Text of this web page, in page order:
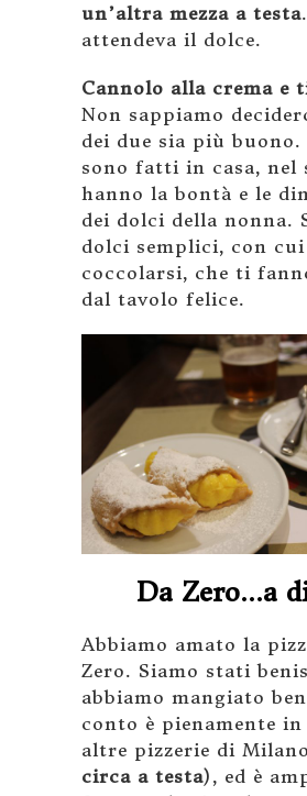
un’altra mezza a testa
attendeva il dolce.
Cannolo alla crema e
Non sappiamo
dei due sia più
sono fatti in casa, nel
hanno la bontà e le
dei dolci della nonna.
dolci semplici, con cui
coccolarsi, che ti
dal tavolo felice.
Da Zero…a
Abbiamo amato la
Zero. Siamo stati
abbiamo mangiato
conto è pienamente
altre pizzerie di
circa a testa), ed è